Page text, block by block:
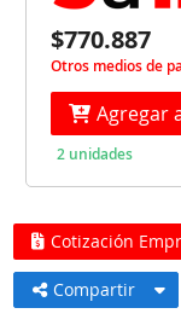
$770.887
Otros medios de
Agregar
2 unidades
Cotización
Compartir